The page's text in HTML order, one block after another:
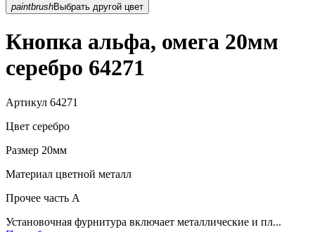
paintbrush Выбрать другой цвет
Кнопка альфа, омега 20мм
серебро 64271
Артикул 64271
Цвет серебро
Размер 20мм
Материал цветной металл
Прочее часть A
Установочная фурнитура включает металлические и пл...